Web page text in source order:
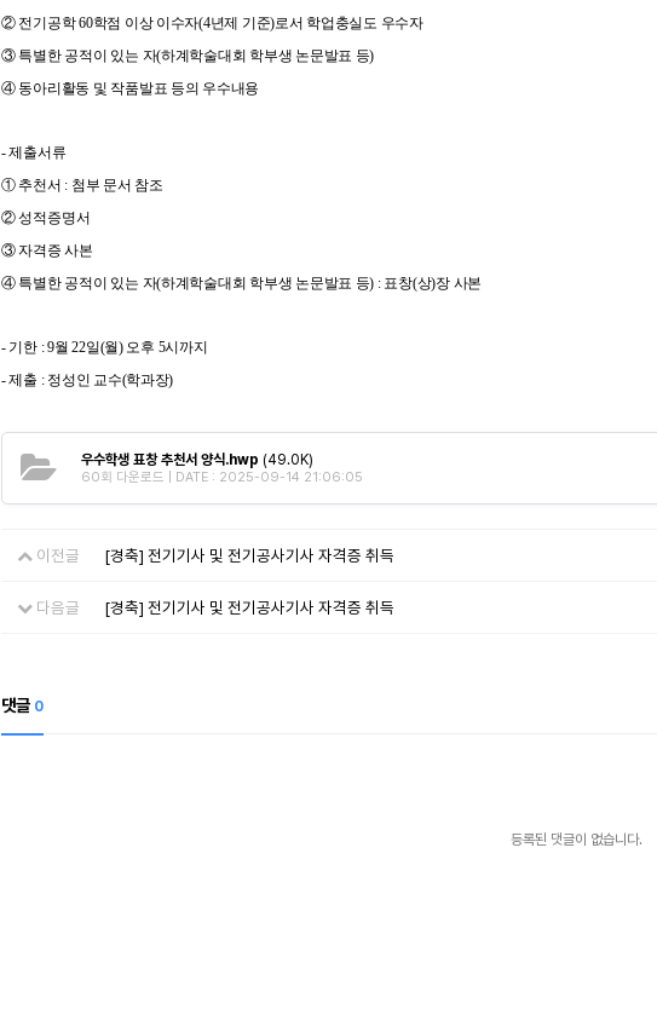
② 전기공학60학점 이상 이수자(4년제 기준)로서 학업충실도 우수자
③ 특별한 공적이 있는 자(하계학술대회 학부생 논문발표 등)
④ 동아리활동 및 작품발표 등의 우수내용
- 제출서류
① 추천서 : 첨부 문서 참조
②성적증명서
③자격증 사본
④ 특별한 공적이 있는 자(하계학술대회 학부생 논문발표 등) : 표창(상)장 사본
- 기한 : 9월 22일(월) 오후 5시까지
- 제출 : 정성인 교수(학과장)
우수학생 표창 추천서 양식.hwp (49.0K)
60회 다운로드 | DATE : 2025-09-14 21:06:05
이전글 [경축] 전기기사 및 전기공사기사 자격증 취득
다음글 [경축] 전기기사 및 전기공사기사 자격증 취득
댓글 0
등록된 댓글이 없습니다.